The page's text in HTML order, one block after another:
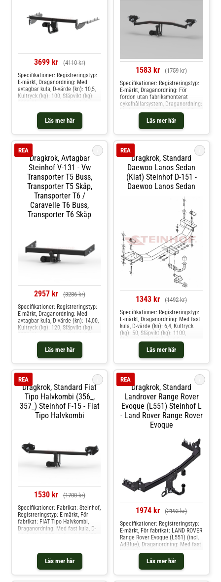
3699 kr (4110 kr)
Läs mer här
Specifikationer: Registreringstyp:
E-märkt, Draganordning: Med
avtagbar kula, D-värde (kn): 10,5,
Kultryck (kg): 100, Släpvikt (kg):
av stötfångare Produkten passar
dessa bilmodelle: honda cr-v iii
1583 kr (1759 kr)
Läs mer här
Specifikationer: Registreringstyp:
E-märkt, Draganordning: För
fordon utan fabriksmonterat
cykelhållarsystem, Draganordning:
Kultryck (kg): 100, Släpvikt (kg):
1500, Monteringstid (i tim): 2,0
Produkten passar dessa
renegade suv, renegade van
Dragkrok, Avtagbar
Steinhof V-131 - Vw
Transporter T5 Buss,
Transporter T5 Skåp,
Transporter T6 /
Caravelle T6 Buss,
Transporter T6 Skåp
REA
2957 kr (3286 kr)
Läs mer här
Specifikationer: Registreringstyp:
E-märkt, Draganordning: Med
avtagbar kula, D-värde (kn): 14,00,
Kultryck (kg): 120, Släpvikt (kg):
Produkten passar dessa
bilmodelle: vw transporter t5 buss,
transporter t5 skåp, transporter t6
Dragkrok, Standard
Daewoo Lanos Sedan
(klat) Steinhof D-151 -
Daewoo Lanos Sedan
REA
1343 kr (1492 kr)
Läs mer här
Specifikationer: Registreringstyp:
E-märkt, Draganordning: Med fast
kula, D-värde (kn): 6,4, Kultryck
(kg): 50, Släpvikt (kg): 1100,
Produkten passar dessa
bilmodelle: daewoo lanos sedan
Dragkrok, Standard Fiat
Tipo Halvkombi (356_,
357_) Steinhof F-15 - Fiat
Tipo Halvkombi
REA
1530 kr (1700 kr)
Läs mer här
Specifikationer: Fabrikat: Steinhof,
Registreringstyp: E-märkt, För
fabrikat: FIAT Tipo Halvkombi,
Draganordning: Med fast kula, D-
(i tim): 2,0, Specifikation: Kräver
modifiering av stötfångare
Produkten passar dessa
Dragkrok, Standard
Landrover Range Rover
Evoque (l551) Steinhof L
- Land Rover Range Rover
Evoque
REA
1974 kr (2193 kr)
Läs mer här
Specifikationer: Registreringstyp:
E-märkt, För fabrikat: LAND ROVER
Range Rover Evoque (L551) (incl.
AdBlue), Draganordning: Med fast
kula, D-värde (kn): 11.3, Kultryck
(kg): 150, Släpvikt (kg): 2000, Från
årsmodell: 12.2018, Monteringstid
(i tim): A, Specifikation: Kräver